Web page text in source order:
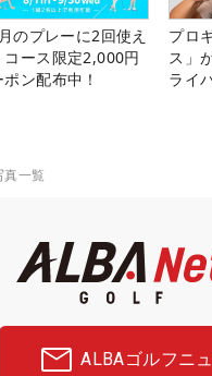
のプレーに2回使え
コース限定2,000円
ポン配布中！
プロ
ス」
ライ
真一覧
ALBAゴルフニ